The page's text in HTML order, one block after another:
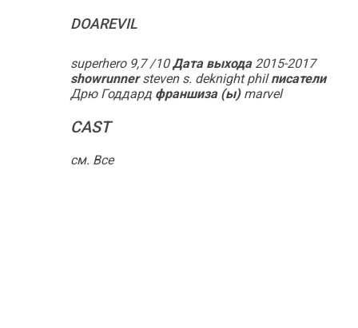
DOAREVIL
superhero 9,7/10Дата выхода 2015-2017
showrunnersteven s. deknightphilписатели
Дрю Годдард франшиза (ы) marvel
CAST
см. Все